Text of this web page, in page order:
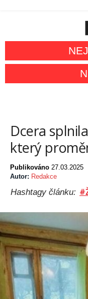
Dcera
který
Publikováno 27.03.2025
Autor: Redakce
Hashtagy článku: